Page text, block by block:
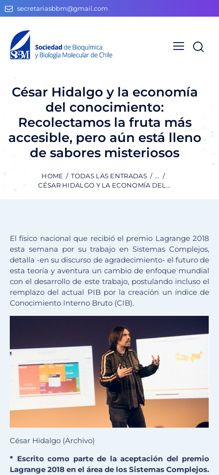
secretariasbbm@gmail.com
César Hidalgo y la economía
del conocimiento:
Recolectamos la fruta más
accesible, pero aún está lleno
de sabores misteriosos
HOME TODAS LAS ENTRADAS
...
CÉSAR HIDALGO Y LA ECONOMÍA DEL...
El físico nacional que recibió el premio Lagrange 2018
esta semana por su trabajo en Sistemas Complejos,
detalla -en su discurso de agradecimiento- el futuro de
esta teoría y aventura un cambio de enfoque mundial
con el desarrollo de este trabajo, postulando incluso el
remplazo del actual PIB por la creación un índice de
Conocimiento Interno Bruto (CIB).
César Hidalgo (Archivo)
* Escrito como parte de la aceptación del premio
Lagrange 2018 en el área de los Sistemas Complejos.